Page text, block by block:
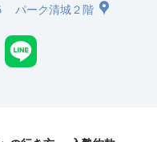
パーク清城２階